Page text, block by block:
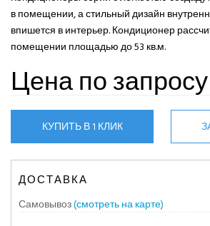
в помещении, а стильный дизайн
впишется в интерьер. Кондиционер
помещении площадью до 53 кв.м.
Цена по запросу
КУПИТЬ В 1 КЛИК
ДОСТАВКА
Самовывоз(смотреть на карте)